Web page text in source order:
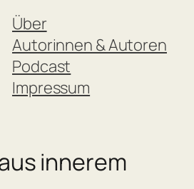
Über
Autorinnen & Autoren
Podcast
Impressum
innerem